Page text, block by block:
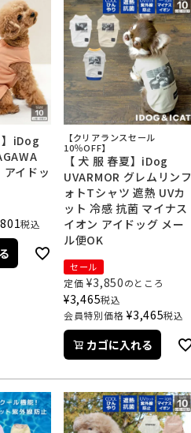
】iDog
イドッ
税込
【クリアランスセール
10％OFF】
【 犬 服 春夏】iDog
UVARMOR グレムリンフ
ォトTシャツ 遮熱 UVカ
ット 冷感 抗菌 マイナス
イオン アイドッグ メー
ル便OK
セール
定価 ¥3,850のところ
¥3,465税込
会員特別価格 ¥3,465税込
カゴに入れる